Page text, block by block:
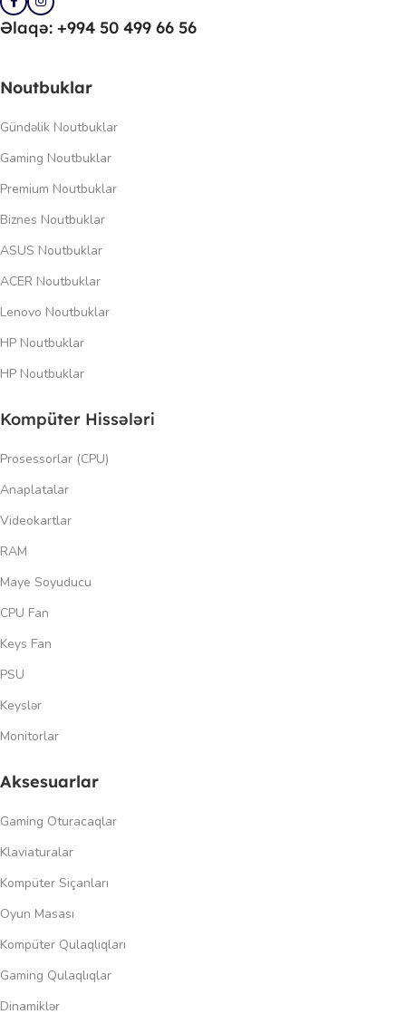
Əlaqə: +994 50 499 66 56
Noutbuklar
Gündəlik Noutbuklar
Gaming Noutbuklar
Premium Noutbuklar
Biznes Noutbuklar
ASUS Noutbuklar
ACER Noutbuklar
Lenovo Noutbuklar
HP Noutbuklar
HP Noutbuklar
Kompüter Hissələri
Prosessorlar (CPU)
Anaplatalar
Videokartlar
RAM
Maye Soyuducu
CPU Fan
Keys Fan
PSU
Keyslər
Monitorlar
Aksesuarlar
Gaming Oturacaqlar
Klaviaturalar
Kompüter Siçanları
Oyun Masası
Kompüter Qulaqlıqları
Gaming Qulaqlıqlar
Dinamiklər